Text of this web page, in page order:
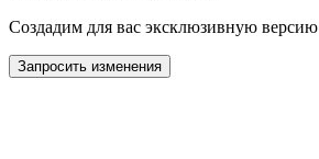
Создадим для вас эксклюзивную версию
Запросить изменения